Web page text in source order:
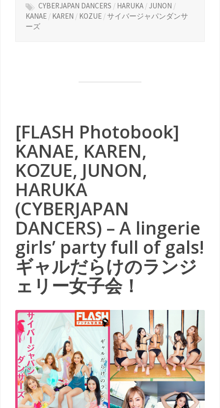
CYBERJAPAN DANCERS / HARUKA /JUNON /
KANAE / KAREN / KOZUE /サイバージャパンダンサ
ーズ
[FLASH Photobook]
KANAE, KAREN,
KOZUE, JUNON,
HARUKA
(CYBERJAPAN
DANCERS) – A lingerie
girls’ party full of gals!
ギャルだらけのランジ
ェリー女子会！